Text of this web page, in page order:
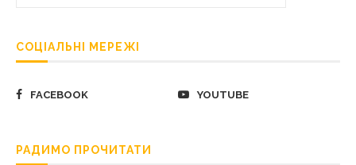
СОЦІАЛЬНІ МЕРЕЖІ
FACEBOOK YOUTUBE
РАДИМО ПРОЧИТАТИ